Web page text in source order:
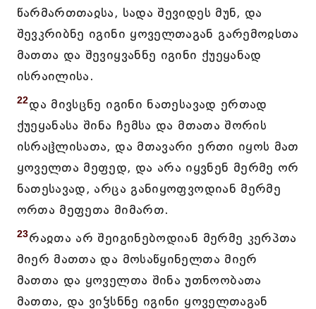
წარმართთაჲსა, სადა შევიდეს მუნ, და
შევკრიბნე იგინი ყოველთაგან გარემოჲსთა
მათთა და შევიყვანნე იგინი ქუეყანად
ისრაილისა.
22და მივსცნე იგინი ნათესავად ერთად
ქუეყანასა შინა ჩემსა და მთათა შორის
ისრაჱლისათა, და მთავარი ერთი იყოს მათ
ყოველთა მეფედ, და არა იყვნენ მერმე ორ
ნათესავად, არცა განიყოფვოდიან მერმე
ორთა მეფეთა მიმართ.
23რაჲთა არ შეიგინებოდიან მერმე კერპთა
მიერ მათთა და მოსაწყინელთა მიერ
მათთა და ყოველთა შინა უთნოობათა
მათთა, და ვიჴსნნე იგინი ყოველთაგან